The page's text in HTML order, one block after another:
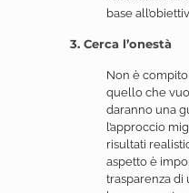
base
3. Cerca l’onestà
Non è
quello che
daranno una
l’approccio
risultati
aspetto è
trasparenza di